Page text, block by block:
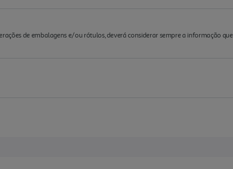
de embalagens e/ou rótulos, deverá considerar sempre a informação que